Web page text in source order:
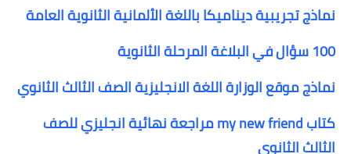
نماذج تجريبية ديناميكا باللغة الألمانية الثانوية العامة
100 سؤال في البلاغة المرحلة الثانوية
نماذج موقع الوزارة اللغة الانجليزية الصف الثالث الثانوي
كتاب my new friend مراجعة نهائية انجليزي للصف
الثالث الثانوي